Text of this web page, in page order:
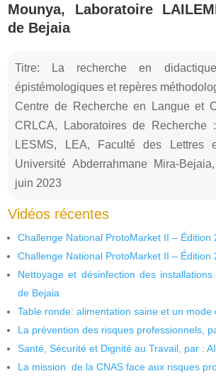
Mounya, Laboratoire
de Bejaia
Titre: La recherche en
épistémologiques et repères
Centre de Recherche en Langue et
CRLCA, Laboratoires de Recherche
LESMS, LEA, Faculté des Lettres
Université Abderrahmane Mira-
juin 2023
Vidéos récentes
Challenge National ProtoMarket II – Édition
Challenge National ProtoMarket II – Édition
Nettoyage et désinfection des installations
de Bejaia
Table ronde: alimentation saine et un mode
La prévention des risques professionnels,
Santé, Sécurité et Dignité au Travail, par :
La mission de la CNAS face aux risques